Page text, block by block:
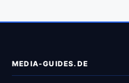
MEDIA-GUIDES.DE